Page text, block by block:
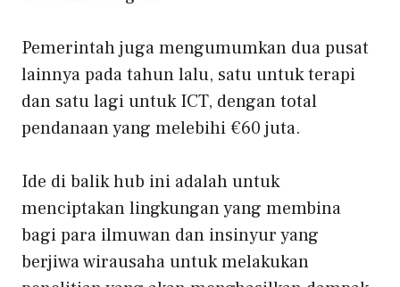
Pemerintah juga mengumumkan dua pusat
lainnya pada tahun lalu, satu untuk terapi
dan satu lagi untuk ICT, dengan total
pendanaan yang melebihi €60 juta.
Ide di balik hub ini adalah untuk
menciptakan lingkungan yang membina
bagi para ilmuwan dan insinyur yang
berjiwa wirausaha untuk melakukan